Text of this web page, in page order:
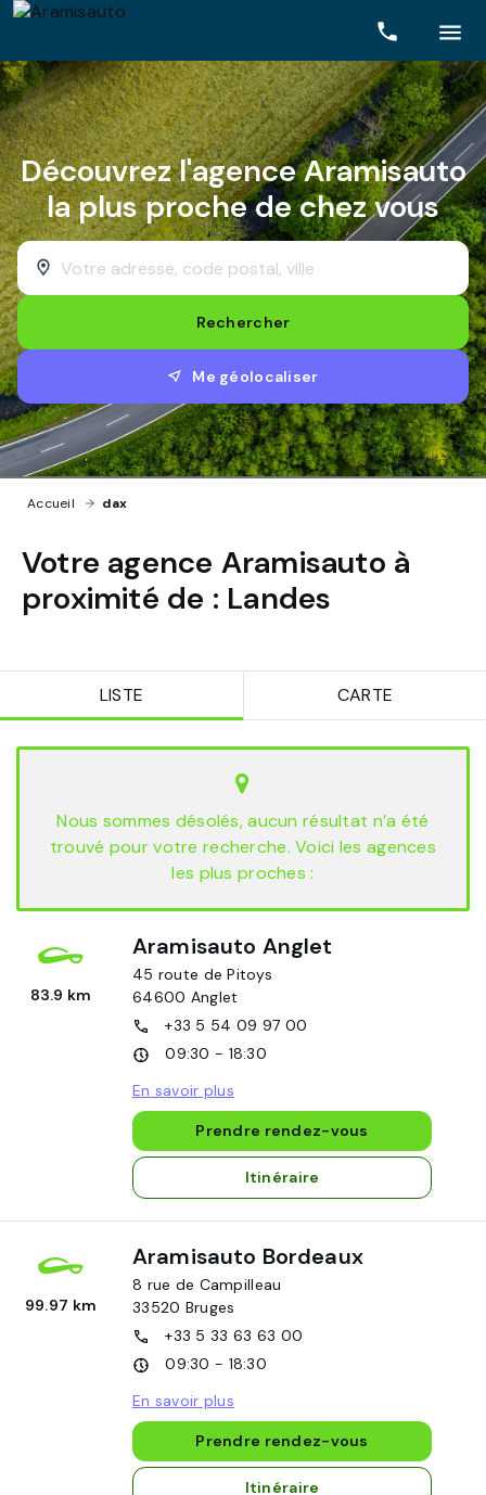
Accueil › dax
Rechercher
Votre agence Aramisauto à
proximité de : Landes
LISTE CARTE
Nous sommes désolés, aucun résultat n’a été
trouvé pour votre recherche. Voici les agences
les plus proches :
83.9 km
Aramisauto Anglet
45 route de Pitoys
64600 Anglet
+33 5 54 09 97 00
09:30 - 18:30
En savoir plus
Prendre rendez-vous
Itinéraire
99.97 km
Aramisauto Bordeaux
8 rue de Campilleau
33520 Bruges
+33 5 33 63 63 00
09:30 - 18:30
En savoir plus
Prendre rendez-vous
Itinéraire